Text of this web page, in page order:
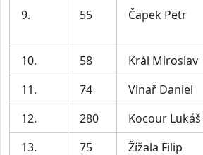
9. 55 Čapek Petr
10. 58 Král Miroslav
11.
74 Vinař Daniel
12.
280 Kocour Lukáš
13.
75 Žížala Filip